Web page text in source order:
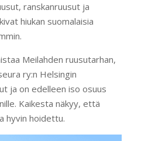
ranskanruusut ja
hiukan suomalaisia
Meilahden ruusutarhan,
ry:n Helsingin
ja on edelleen iso osuus
Kaikesta näkyy, että
hyvin hoidettu.